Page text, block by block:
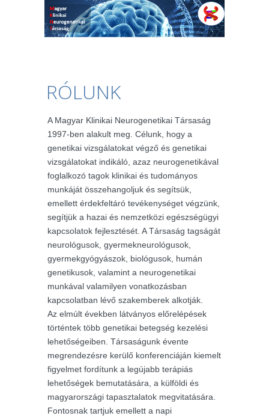
RÓLUNK
A Magyar Klinikai Neurogenetikai Társaság
1997-ben alakult meg. Célunk, hogy a
genetikai vizsgálatokat végző és genetikai
vizsgálatokat indikáló, azaz neurogenetikával
foglalkozó tagok klinikai és tudományos
munkáját összehangoljuk és segítsük,
emellett érdekfeltáró tevékenységet végzünk,
segítjük a hazai és nemzetközi egészségügyi
kapcsolatok fejlesztését. A Társaság tagságát
neurológusok, gyermekneurológusok,
gyermekgyógyászok, biológusok, humán
genetikusok, valamint a neurogenetikai
munkával valamilyen vonatkozásban
kapcsolatban lévő szakemberek alkotják.
Az elmúlt években látványos előrelépések
történtek több genetikai betegség kezelési
lehetőségeiben. Társaságunk évente
megrendezésre kerülő konferenciáján kiemelt
figyelmet fordítunk a legújabb terápiás
lehetőségek bemutatására, a külföldi és
magyarországi tapasztalatok megvitatására.
Fontosnak tartjuk emellett a napi